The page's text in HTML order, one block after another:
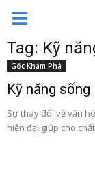
Tag: Kỹ
Góc Khám Phá
Kỹ năng
Sự thay đổi về văn
hiện đại giúp cho